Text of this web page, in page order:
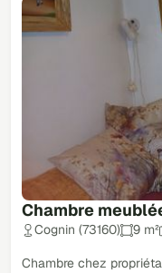
Chambre
Cognin (73160) 9 m²
Chambre chez